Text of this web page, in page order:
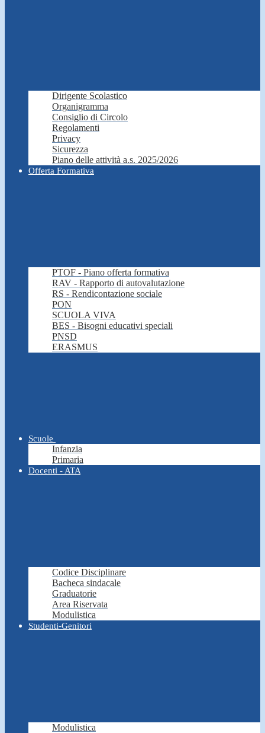
Dirigente Scolastico
Organigramma
Consiglio di Circolo
Regolamenti
Privacy
Sicurezza
Piano delle attività a.s. 2025/2026
Offerta Formativa
PTOF - Piano offerta formativa
RAV - Rapporto di autovalutazione
RS - Rendicontazione sociale
PON
SCUOLA VIVA
BES - Bisogni educativi speciali
PNSD
ERASMUS
Scuole
Infanzia
Primaria
Docenti - ATA
Codice Disciplinare
Bacheca sindacale
Graduatorie
Area Riservata
Modulistica
Studenti-Genitori
Modulistica